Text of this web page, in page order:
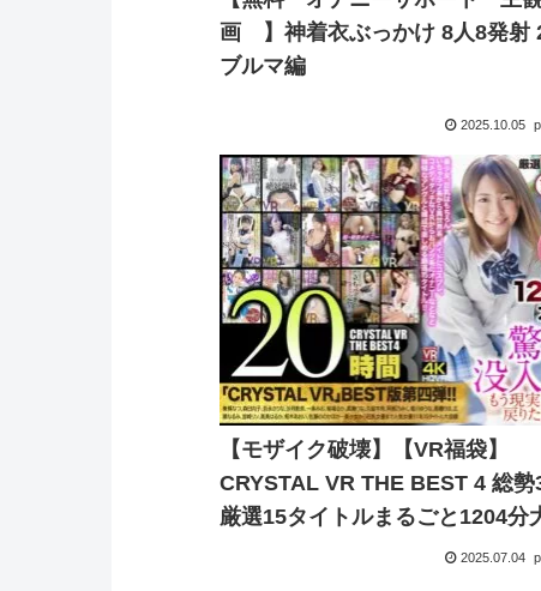
画 】神着衣ぶっかけ 8人8発射
ブルマ編
2025.10.05
【モザイク破壊】【VR福袋】
CRYSTAL VR THE BEST 4 総勢
厳選15タイトルまるごと1204分
驚異の没入感にもう現実世界に
2025.07.04